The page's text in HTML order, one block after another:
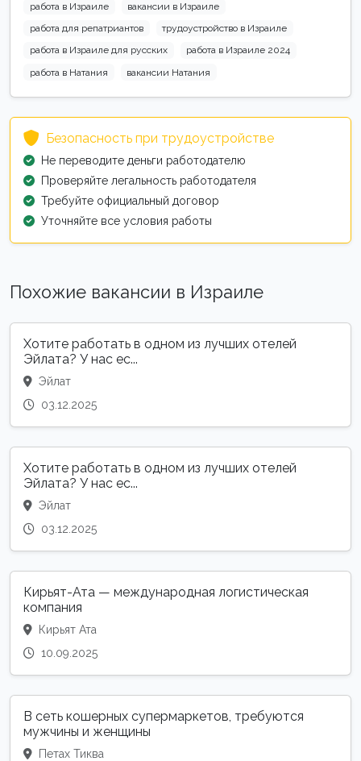
работа в Израиле
вакансии в Израиле
работа для репатриантов
трудоустройство в Израиле
работа в Израиле для русских
работа в Израиле 2024
работа в Натания
вакансии Натания
Безопасность при трудоустройстве
Не переводите деньги работодателю
Проверяйте легальность работодателя
Требуйте официальный договор
Уточняйте все условия работы
Похожие вакансии в Израиле
Хотите работать в одном из лучших отелей
Эйлата? У нас ес...
Эйлат
03.12.2025
Хотите работать в одном из лучших отелей
Эйлата? У нас ес...
Эйлат
03.12.2025
Кирьят-Ата — международная логистическая
компания
Кирьят Ата
10.09.2025
В сеть кошерных супермаркетов, требуются
мужчины и женщины
Петах Тиква